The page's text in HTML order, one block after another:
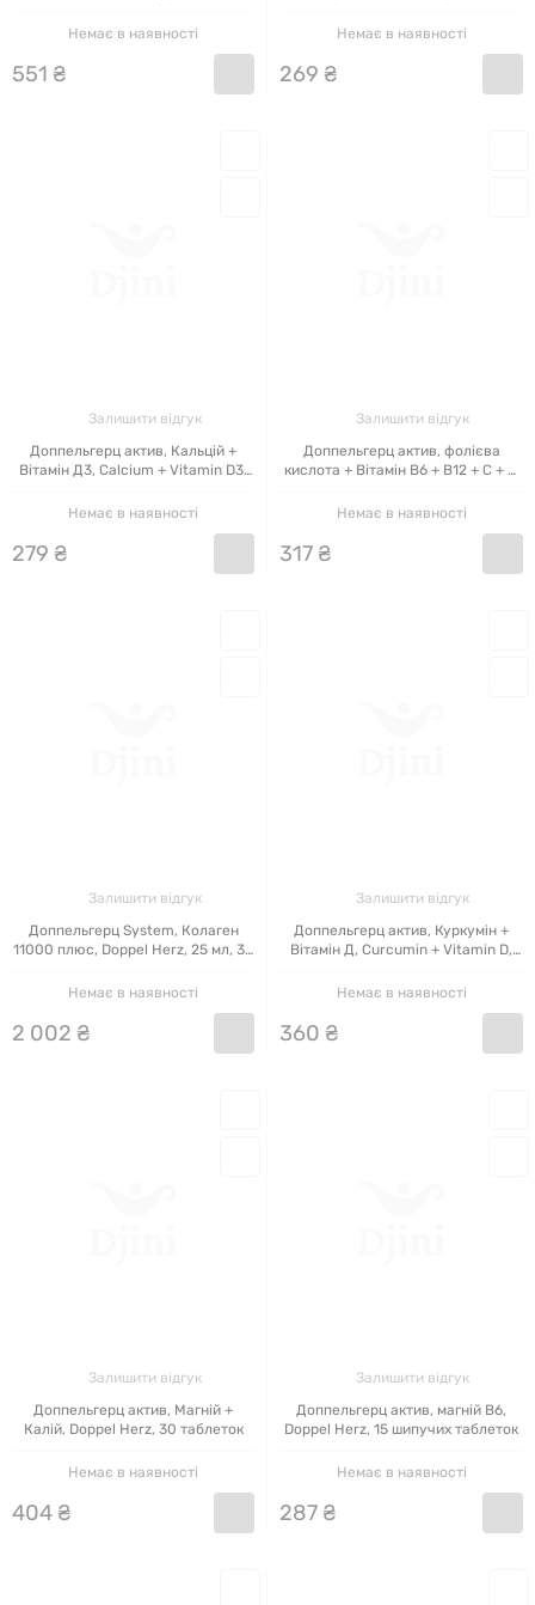
Немає в наявності
551 ₴
Немає в наявності
269 ₴
Залишити відгук
Доппельгерц актив, Кальцій +
Вітамін Д3, Calcium + Vitamin D3,
Немає в наявності
279 ₴
Залишити відгук
Доппельгерц актив, фолієва
кислота + Вітамін В6 + В12 + С + Е,
Немає в наявності
317 ₴
Залишити відгук
Доппельгерц System, Колаген
11000 плюс, Doppel Herz, 25 мл, 30
Немає в наявності
2 002 ₴
Залишити відгук
Доппельгерц актив, Куркумін +
Вітамін Д, Curcumin + Vitamin D,
Немає в наявності
360 ₴
Залишити відгук
Доппельгерц актив, Магній +
Калій, Doppel Herz, 30 таблеток
Немає в наявності
404 ₴
Залишити відгук
Доппельгерц актив, магній В6,
Doppel Herz, 15 шипучих таблеток
Немає в наявності
287 ₴